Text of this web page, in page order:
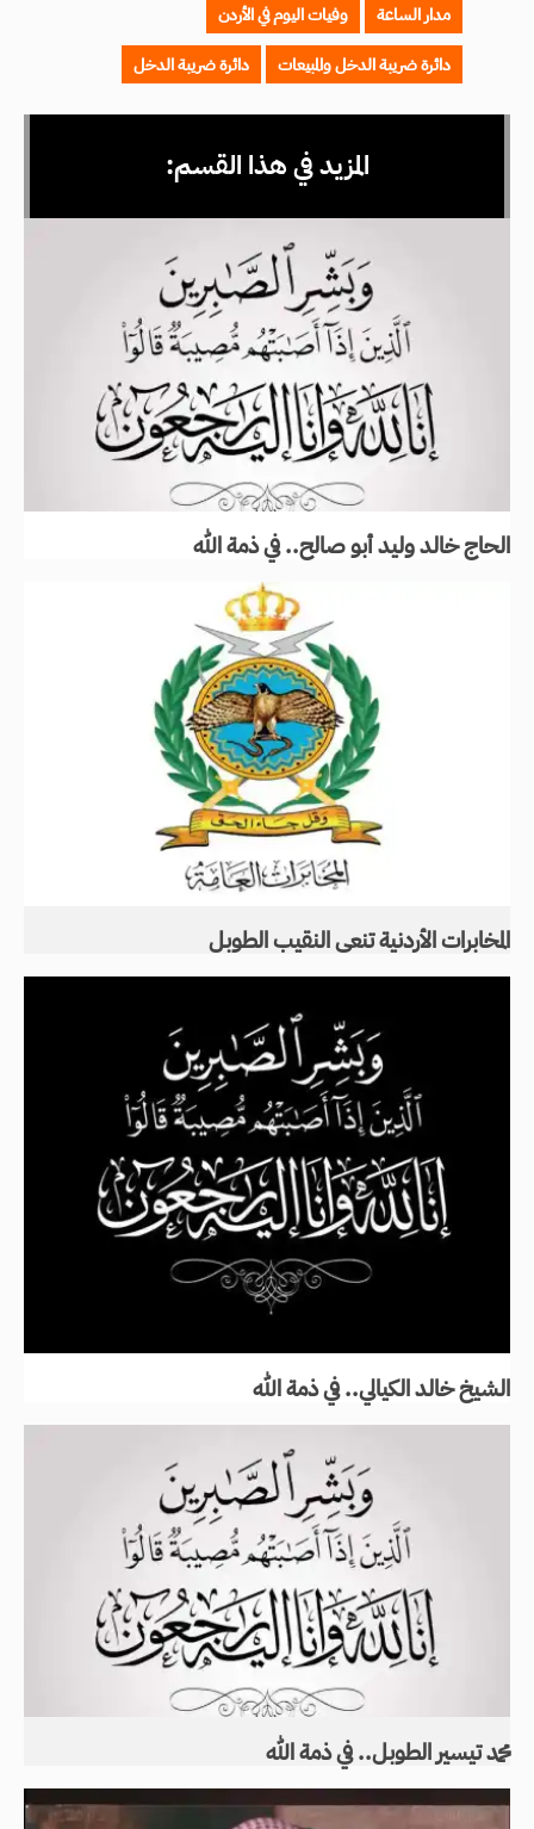
مدار الساعة
وفيات اليوم في الأردن
دائرة ضريبة الدخل والمبيعات
دائرة ضريبة الدخل
المزيد في هذا القسم:
الحاج خالد وليد أبو صالح.. في ذمة الله
المخابرات الأردنية تنعى النقيب الطوبل
الشيخ خالد الكيالي.. في ذمة الله
محمد تيسير الطوبل.. في ذمة الله